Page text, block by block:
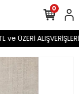
ÜZERİ
0